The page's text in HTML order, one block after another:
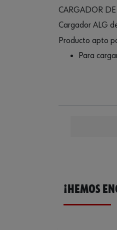
CARGADOR DE
Cargador ALG
Producto apto
Para
¡HEMOS